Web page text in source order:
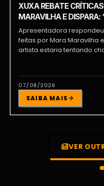
XUXA REBATE
MARAVILHA E DISPARA:
APARECER”
Apresentadora
feitas por Mara Maravilha
artista estaria tentando
07/08/2026
SAIBA MAIS
VER